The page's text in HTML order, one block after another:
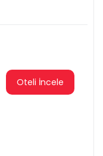
Oteli İncele